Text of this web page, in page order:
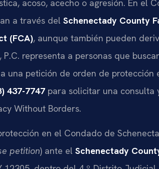
acoso, acecho o agresión. En el
a través del Schenectady County
(FCA), aunque también pueden
P.C. representa a personas que
una petición de orden de protección
437-7747 para solicitar una consulta
Without Borders.
en el Condado de
petition) ante el Schenectady